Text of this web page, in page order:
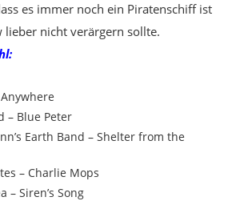
es immer noch ein Piratenschiff ist
lieber nicht verärgern sollte.
– Blue Peter
Earth Band – Shelter from the
– Charlie Mops
– Siren’s Song